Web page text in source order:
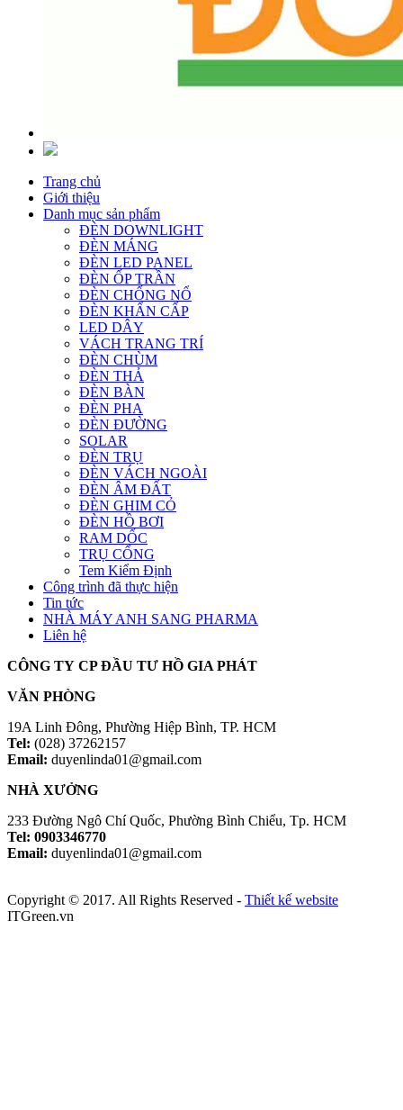
Trang chủ
Giới thiệu
Danh mục sản phẩm
ĐÈN DOWNLIGHT
ĐÈN MÁNG
ĐÈN LED PANEL
ĐÈN ỐP TRẦN
ĐÈN CHỐNG NỔ
ĐÈN KHẨN CẤP
LED DÂY
VÁCH TRANG TRÍ
ĐÈN CHÙM
ĐÈN THẢ
ĐÈN BÀN
ĐÈN PHA
ĐÈN ĐƯỜNG
SOLAR
ĐÈN TRỤ
ĐÈN VÁCH NGOÀI
ĐÈN ÂM ĐẤT
ĐÈN GHIM CỎ
ĐÈN HỒ BƠI
RAM DỐC
TRỤ CỔNG
Tem Kiểm Định
Công trình đã thực hiện
Tin tức
NHÀ MÁY ANH SANG PHARMA
Liên hệ
CÔNG TY CP ĐẦU TƯ HỒ GIA PHÁT
VĂN PHÒNG
19A Linh Đông, Phường Hiệp Bình, TP. HCM
Tel: (028) 37262157
Email: duyenlinda01@gmail.com
NHÀ XƯỞNG
233 Đường Ngô Chí Quốc, Phường Bình Chiểu, Tp. HCM
Tel: 0903346770
Email: duyenlinda01@gmail.com
Copyright © 2017. All Rights Reserved - Thiết kế website
ITGreen.vn